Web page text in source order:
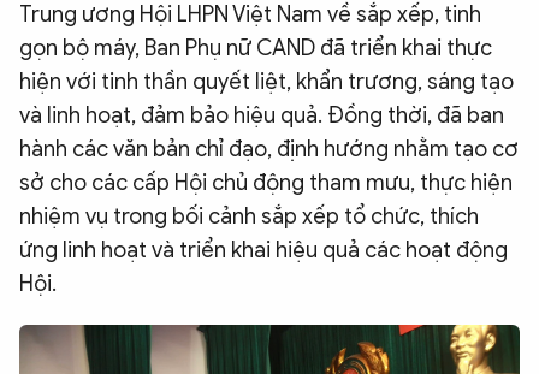
Trung ương Hội LHPN Việt Nam về sắp xếp, tinh
gọn bộ máy, Ban Phụ nữ CAND đã triển khai thực
hiện với tinh thần quyết liệt, khẩn trương, sáng tạo
và linh hoạt, đảm bảo hiệu quả. Đồng thời, đã ban
hành các văn bản chỉ đạo, định hướng nhằm tạo cơ
sở cho các cấp Hội chủ động tham mưu, thực hiện
nhiệm vụ trong bối cảnh sắp xếp tổ chức, thích
ứng linh hoạt và triển khai hiệu quả các hoạt động
Hội.